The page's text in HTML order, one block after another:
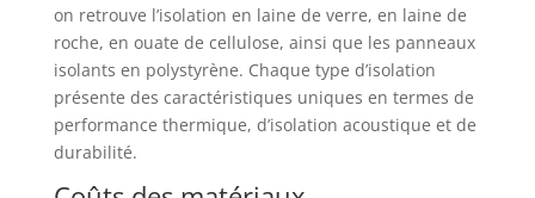
on retrouve l’isolation en laine de verre, en laine de
roche, en ouate de cellulose, ainsi que les panneaux
isolants en polystyrène. Chaque type d’isolation
présente des caractéristiques uniques en termes de
performance thermique, d’isolation acoustique et de
durabilité.